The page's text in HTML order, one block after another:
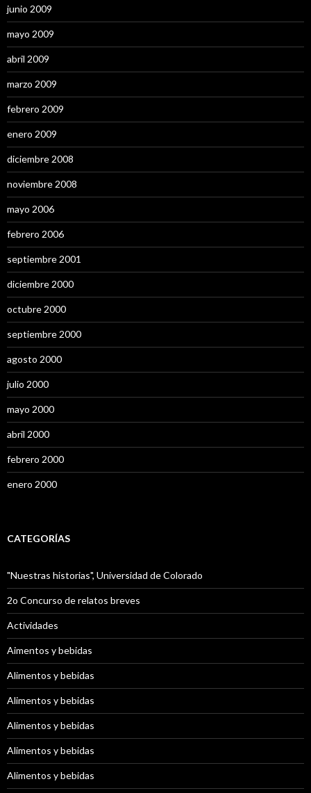
junio 2009
mayo 2009
abril 2009
marzo 2009
febrero 2009
enero 2009
diciembre 2008
noviembre 2008
mayo 2006
febrero 2006
septiembre 2001
diciembre 2000
octubre 2000
septiembre 2000
agosto 2000
julio 2000
mayo 2000
abril 2000
febrero 2000
enero 2000
CATEGORÍAS
"Nuestras historias", Universidad de Colorado
2o Concurso de relatos breves
Actividades
Aimentos y bebidas
Alimentos y bebidas
Alimentos y bebidas
Alimentos y bebidas
Alimentos y bebidas
Alimentos y bebidas